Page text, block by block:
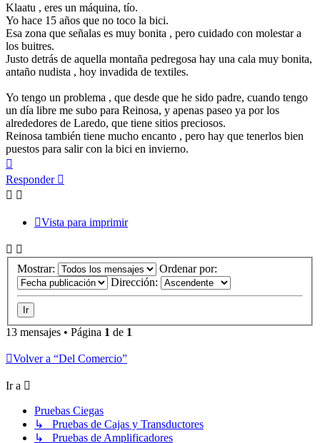
Klaatu , eres un máquina, tío.
Yo hace 15 años que no toco la bici.
Esa zona que señalas es muy bonita , pero cuidado con molestar a
los buitres.
Justo detrás de aquella montaña pedregosa hay una cala muy bonita,
antaño nudista , hoy invadida de textiles.
Yo tengo un problema , que desde que he sido padre, cuando tengo
un día libre me subo para Reinosa, y apenas paseo ya por los
alrededores de Laredo, que tiene sitios preciosos.
Reinosa también tiene mucho encanto , pero hay que tenerlos bien
puestos para salir con la bici en invierno.
Responder
Vista para imprimir
Mostrar:
Ordenar por:
Dirección:
13 mensajes • Página 1 de 1
Volver a “Del Comercio”
Ir a
Pruebas Ciegas
↳ Pruebas de Cajas y Transductores
↳ Pruebas de Amplificadores